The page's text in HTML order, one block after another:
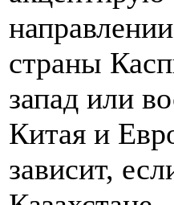
страны
запад или
Китая и
зависит,